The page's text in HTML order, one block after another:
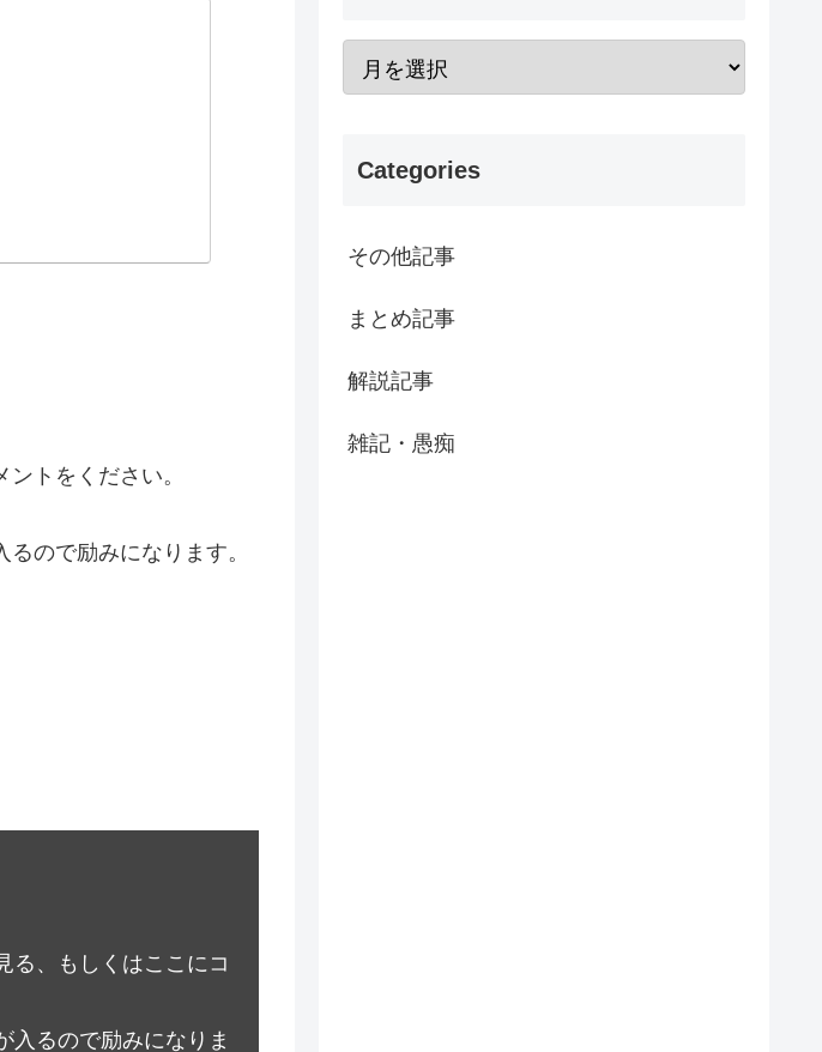
トをください。
ので励みになります。
る、もしくはここにコ
入るので励みになりま
Categories
その他記事
まとめ記事
解説記事
雑記・愚痴